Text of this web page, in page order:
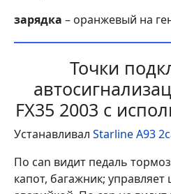
зарядка – оранжевый на
Точки
FX35 2003 с
Устанавливал Starline A93
По can видит педаль
капот, багажник;